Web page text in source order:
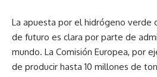
La apuesta por el hidrógeno verde
de futuro es clara por parte de
mundo. La Comisión Europea, por
de producir hasta 10 millones de